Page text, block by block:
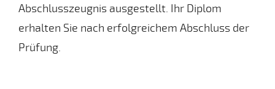
Abschlusszeugnis ausgestellt. Ihr Diplom
erhalten Sie nach erfolgreichem Abschluss der
Prüfung.